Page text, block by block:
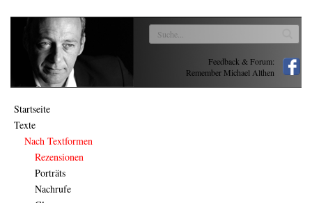
Feedback & Forum:
Remember Michael Althen
Startseite
Texte
Nach Textformen
Rezensionen
Porträts
Nachrufe